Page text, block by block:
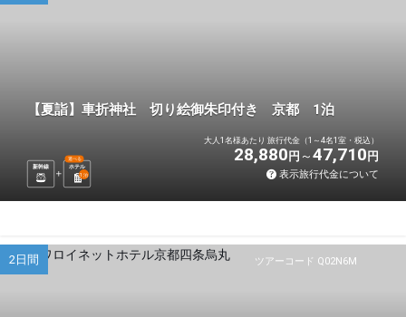
【夏詣】車折神社 切り絵御朱印付き 京都 1泊
新幹線 ホテル
選べる
1 泊
大人1名様あたり 旅行代金（1～4名1室・税込）
28,880 円 47,710 円
表示旅行代金について
ツアーコード Q02N6M
2日間